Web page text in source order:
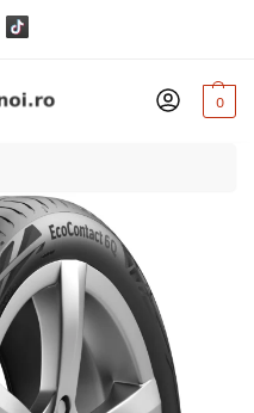
0
ECOCONTACT 6 Q 255/45 R19 100T